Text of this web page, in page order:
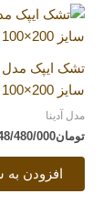
تشک ایپک مدل
سایز 200×100 سانتیمتر
مدل آدینا
تومان480/000
افزودن به